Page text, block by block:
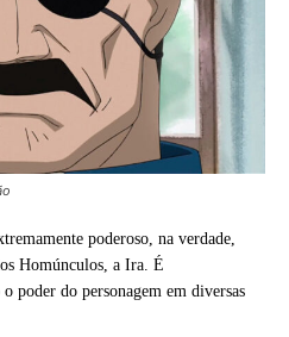
poderoso, na verdade,
Homúnculos, a Ira. É
poder do personagem em diversas